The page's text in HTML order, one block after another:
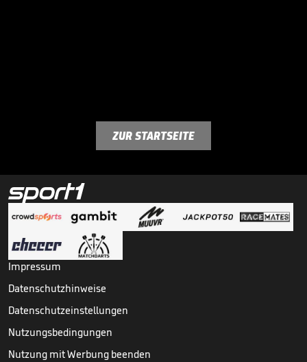
ZUR STARTSEITE
Impressum
Datenschutzhinweise
Datenschutzeinstellungen
Nutzungsbedingungen
Nutzung mit Werbung beenden